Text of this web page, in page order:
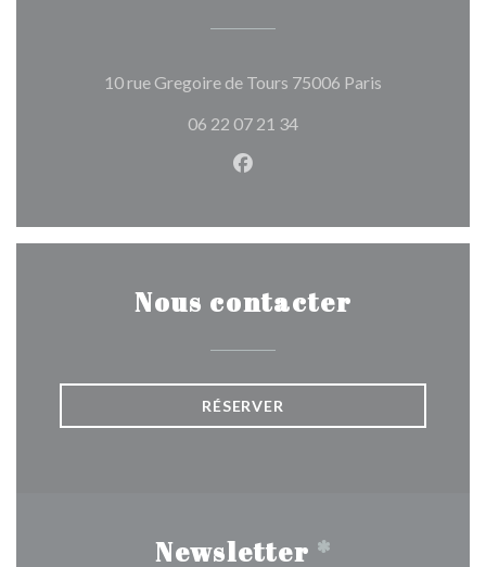
10 rue Gregoire de Tours 75006 Paris
06 22 07 21 34
Facebook ((ouvre une
Nous contacter
RÉSERVER
Newsletter *